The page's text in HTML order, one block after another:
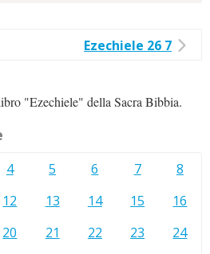
Ezechiele 26 7
"Ezechiele" della Sacra Bibbia.
4 5 6 7
8
12 13 14 15
16
20 21 22 23
24